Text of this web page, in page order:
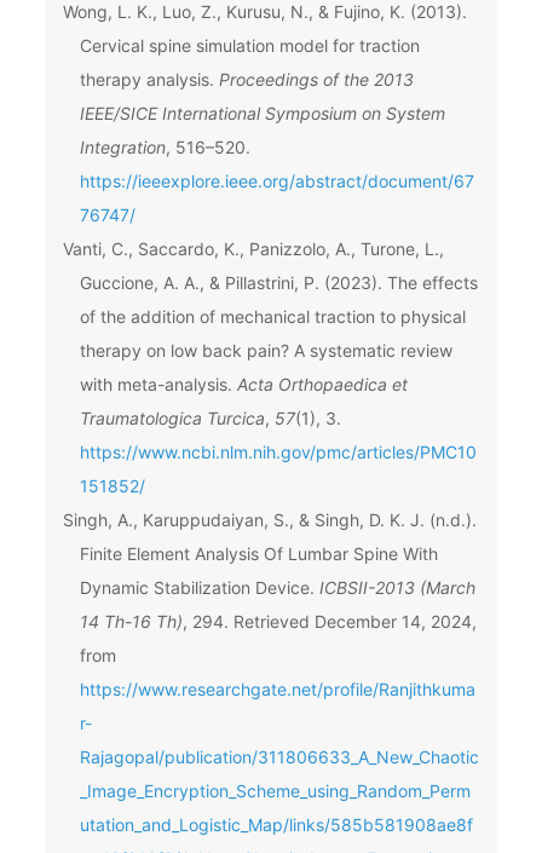
Wong, L. K., Luo, Z., Kurusu, N., & Fujino, K. (2013).
Cervical spine simulation model for traction
therapy analysis. Proceedings of the 2013
IEEE/SICE International Symposium on System
Integration, 516–520.
https://ieeexplore.ieee.org/abstract/document/67
76747/
Vanti, C., Saccardo, K., Panizzolo, A., Turone, L.,
Guccione, A. A., & Pillastrini, P. (2023). The effects
of the addition of mechanical traction to physical
therapy on low back pain? A systematic review
with meta-analysis. Acta Orthopaedica et
Traumatologica Turcica, 57(1), 3.
https://www.ncbi.nlm.nih.gov/pmc/articles/PMC10
151852/
Singh, A., Karuppudaiyan, S., & Singh, D. K. J. (n.d.).
Finite Element Analysis Of Lumbar Spine With
Dynamic Stabilization Device. ICBSII-2013 (March
14 Th-16 Th), 294. Retrieved December 14, 2024,
from
https://www.researchgate.net/profile/Ranjithkuma
r-
Rajagopal/publication/311806633_A_New_Chaotic
_Image_Encryption_Scheme_using_Random_Perm
utation_and_Logistic_Map/links/585b581908ae8f